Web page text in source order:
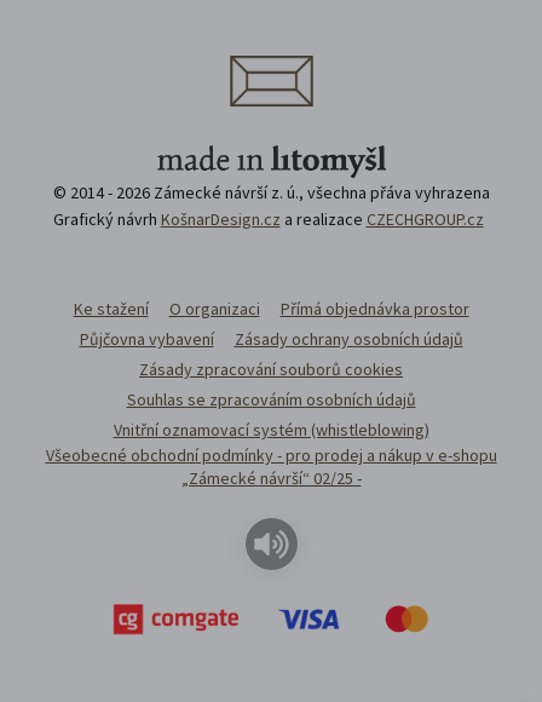
© 2014 - 2026 Zámecké návrší z. ú., všechna přáva vyhrazena
Grafický návrh KošnarDesign.cz a realizace CZECHGROUP.cz
Ke stažení O organizaci
Přímá objednávka prostor
Půjčovna vybavení
Zásady ochrany osobních údajů
Zásady zpracování souborů cookies
Souhlas se zpracováním osobních údajů
Vnitřní oznamovací systém (whistleblowing)
Všeobecné obchodní podmínky - pro prodej a nákup v e-shopu
„Zámecké návrší“ 02/25 -